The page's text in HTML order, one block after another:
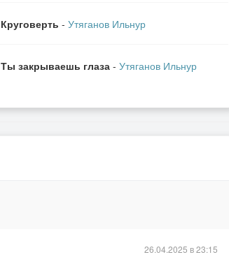
Круговерть - Утяганов Ильнур
Ты закрываешь глаза - Утяганов Ильнур
26.04.2025 в 23:15